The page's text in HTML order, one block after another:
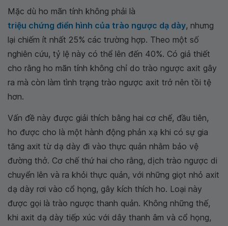
Mặc dù ho mãn tính không phải là
triệu chứng điển hình của trào ngược dạ dày, nhưng
lại chiếm ít nhất 25% các trường hợp. Theo một số
nghiên cứu, tỷ lệ này có thể lên đến 40%. Có giả thiết
cho rằng ho mãn tính không chỉ do trào ngược axit gây
ra mà còn làm tình trạng trào ngược axit trở nên tồi tệ
hơn.
Vấn đề này được giải thích bằng hai cơ chế, đầu tiên,
ho được cho là một hành động phản xạ khi có sự gia
tăng axit từ dạ dày đi vào thực quản nhằm bảo vệ
đường thở. Cơ chế thứ hai cho rằng, dịch trào ngược di
chuyển lên và ra khỏi thực quản, với những giọt nhỏ axit
dạ dày rơi vào cổ họng, gây kích thích ho. Loại này
được gọi là trào ngược thanh quản. Không những thế,
khi axit dạ dày tiếp xúc với dây thanh âm và cổ họng,